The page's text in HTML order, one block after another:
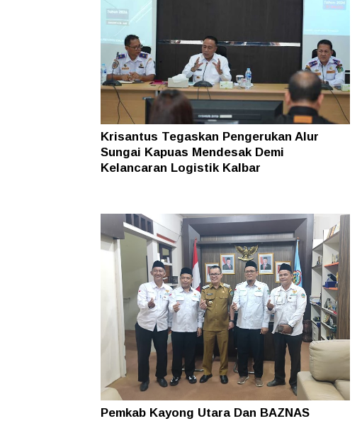
Krisantus Tegaskan Pengerukan Alur
Sungai Kapuas Mendesak Demi
Kelancaran Logistik Kalbar
Pemkab Kayong Utara Dan BAZNAS